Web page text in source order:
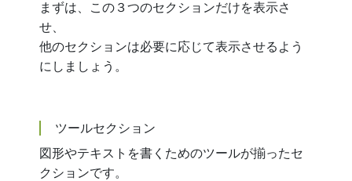
まずは、この３つのセクションだけを表示さ
せ、
他のセクションは必要に応じて表示させるよう
にしましょう。
ツールセクション
図形やテキストを書くためのツールが揃ったセ
クションです。